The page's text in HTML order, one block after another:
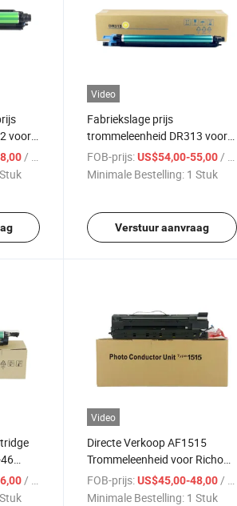
voor
/ Stuk
Video
Fabriekslage prijs
trommeleenheid DR313 voor
Minolta C308 C368 C558
FOB-prijs: US$54,00-55,00/ Stuk
Minimale Bestelling: 1 Stuk
Verstuur aanvraag
5035
/ Stuk
Video
Directe Verkoop AF1515
Trommeleenheid voor Richo
Compatibel 1270 175L Copier
FOB-prijs: US$45,00-48,00 / Stuk
Minimale Bestelling: 1 Stuk